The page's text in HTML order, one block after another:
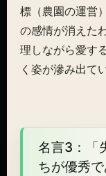
標（農園の運営
の感情が消えた
理しながら愛す
く姿が滲み出て
名言3：「
ちが優秀